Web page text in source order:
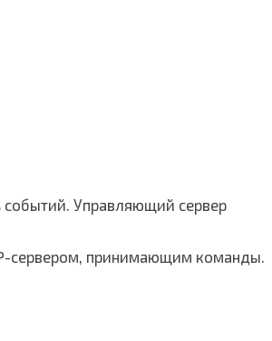
событий. Управляющий сервер
сервером, принимающим команды.